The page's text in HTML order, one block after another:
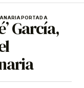
PORTADA
García,